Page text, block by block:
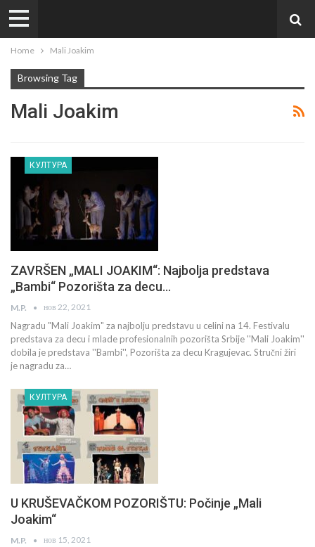
Home Mali Joakim
Browsing Tag
Mali Joakim
КУЛТУРА
ZAVRŠEN „MALI JOAKIM“: Najbolja predstava
„Bambi“ Pozorišta za decu…
M.P. нов 22, 2021
Nagradu "Mali Joakim" za najbolju predstavu u celini na 14. Festivalu
predstava za decu i mlade profesionalnih pozorišta Srbije ''Mali Joakim''
dobila je predstava ''Bambi'', Pozorišta za decu Kragujevac. Stručni žiri
je nagradu za…
КУЛТУРА
U KRUŠEVAČKOM POZORIŠTU: Počinje „Mali
Joakim“
M.P. нов 15, 2021